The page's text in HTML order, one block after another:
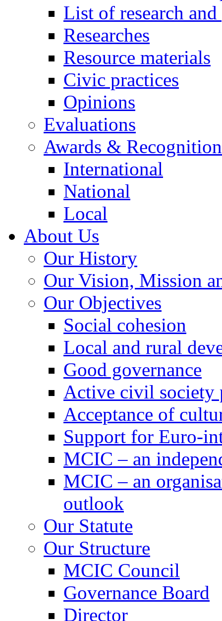
List of research
Researches
Resource materials
Civic practices
Opinions
Evaluations
Awards &
International
National
Local
About Us
Our History
Our Vision, Mission
Our Objectives
Social cohesion
Local and rural
Good governance
Active civil society
Acceptance of
Support for Euro-
MCIC – an
MCIC – an
outlook
Our Statute
Our Structure
MCIC Council
Governance Board
Director